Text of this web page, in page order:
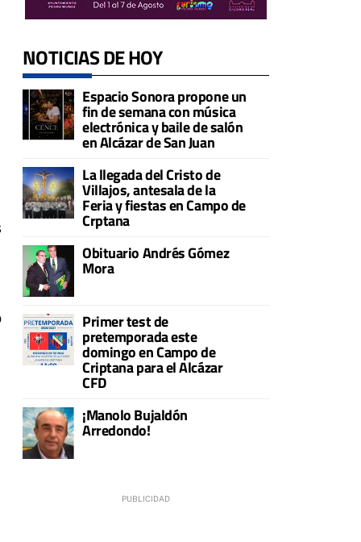
NOTICIAS DE HOY
Espacio Sonora propone un
fin de semana con música
electrónica y baile de salón
en Alcázar de San Juan
La llegada del Cristo de
Villajos, antesala de la
Feria y fiestas en Campo de
Crptana
Obituario Andrés Gómez
Mora
Primer test de
pretemporada este
domingo en Campo de
Criptana para el Alcázar
CFD
¡Manolo Bujaldón
Arredondo!